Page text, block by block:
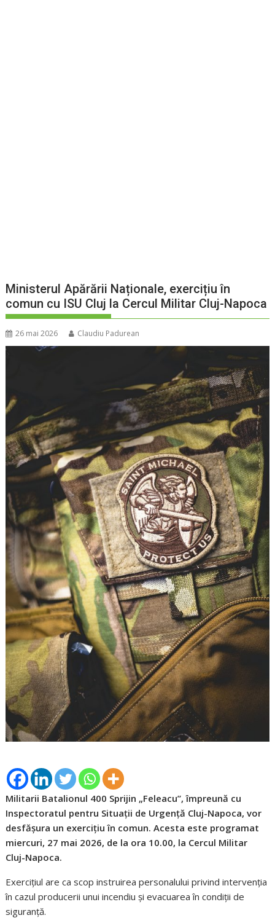
Ministerul Apărării Naționale, exercițiu în
comun cu ISU Cluj la Cercul Militar Cluj-Napoca
26 mai 2026 Claudiu Padurean
Militarii Batalionul 400 Sprijin „Feleacu”, împreună cu
Inspectoratul pentru Situații de Urgență Cluj-Napoca, vor
desfășura un exercițiu în comun. Acesta este programat
miercuri, 27 mai 2026, de la ora 10.00, la Cercul Militar
Cluj-Napoca.
Exercițiul are ca scop instruirea personalului privind intervenția
în cazul producerii unui incendiu și evacuarea în condiții de
siguranță.